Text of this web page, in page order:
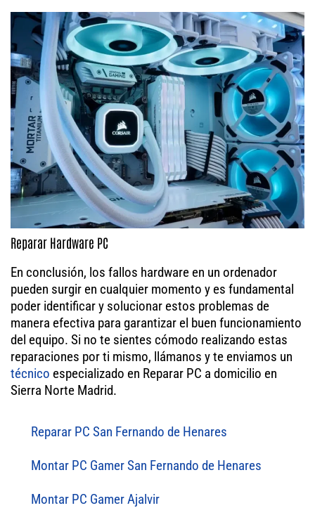
Reparar Hardware PC
En conclusión, los fallos hardware en un ordenador
pueden surgir en cualquier momento y es fundamental
poder identificar y solucionar estos problemas de
manera efectiva para garantizar el buen funcionamiento
del equipo. Si no te sientes cómodo realizando estas
reparaciones por ti mismo, llámanos y te enviamos un
técnico especializado en Reparar PC a domicilio en
Sierra Norte Madrid.
Reparar PC San Fernando de Henares
Montar PC Gamer San Fernando de Henares
Montar PC Gamer Ajalvir